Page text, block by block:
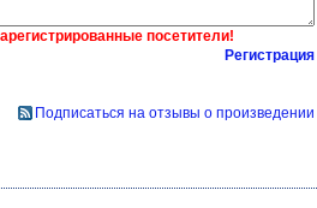
посетители!
Регистрация
Подписаться на отзывы о произведении